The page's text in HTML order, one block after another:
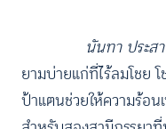
นันทา ประส
ยามบ่ายแก่ที่ไร้ลมโชย
ป้าแตนช่วยให้ความร้อน